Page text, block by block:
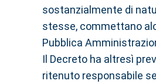
sostanzialmente di
stesse, commettano
Pubblica
Il Decreto ha altresì
ritenuto responsabile